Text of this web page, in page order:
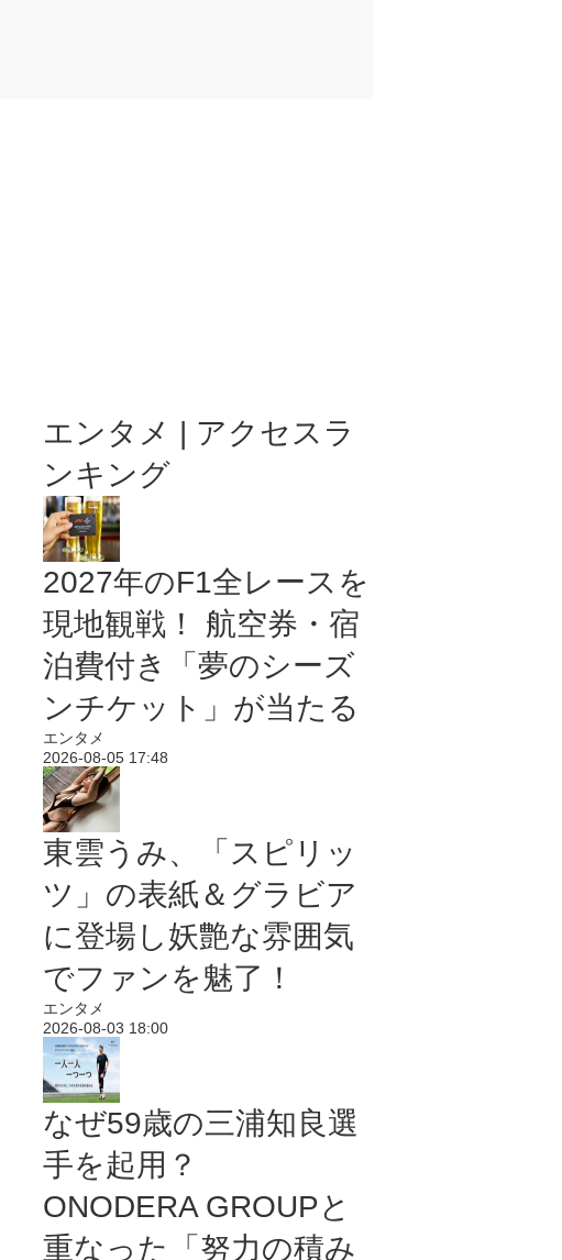
エンタメ | アクセスラ
ンキング
2027年のF1全レースを
現地観戦！ 航空券・宿
泊費付き「夢のシーズ
ンチケット」が当たる
エンタメ
2026-08-05 17:48
東雲うみ、「スピリッ
ツ」の表紙＆グラビア
に登場し妖艶な雰囲気
でファンを魅了！
エンタメ
2026-08-03 18:00
なぜ59歳の三浦知良選
手を起用？
ONODERA GROUPと
重なった「努力の積み